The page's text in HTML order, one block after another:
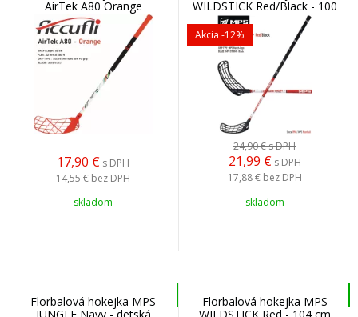
AirTek A80 Orange
17,90 € s DPH
14,55 € bez DPH
skladom
WILDSTICK Red/Black - 100
Akcia -12%
24,90 €s DPH
21,99 € s DPH
17,88 € bez DPH
skladom
Florbalová hokejka MPS
Florbalová hokejka MPS